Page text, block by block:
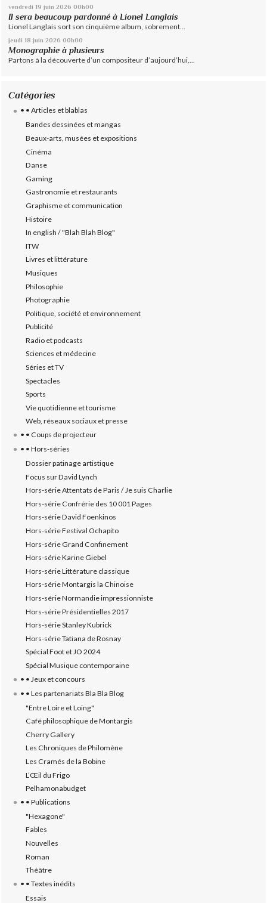
vendredi 19 juin 2026 00h00
Il sera beaucoup pardonné à Lionel Langlais
Lionel Langlais sort son cinquième album, sobrement...
jeudi 18 juin 2026 00h00
Monographie à plusieurs
Partons à la découverte d’un compositeur d’aujourd’hui,...
Catégories
• • Articles et blablas
Bandes dessinées et mangas
Beaux-arts, musées et expositions
Cinéma
Danse
Gaming
Gastronomie et restaurants
Graphisme et communication
Histoire
In english / "Blah Blah Blog"
ITW
Livres et littérature
Musiques
Philosophie
Photographie
Politique, société et environnement
Publicité
Radio et podcasts
Sciences et médecine
Séries et TV
Spectacles
Sports
Vie quotidienne et tourisme
Web, réseaux sociaux et presse
• • Coups de projecteur
• • Hors-séries
Dossier patinage artistique
Focus sur David Lynch
Hors-série Attentats de Paris / Je suis Charlie
Hors-série Confrérie des 10 001 Pages
Hors-série David Foenkinos
Hors-série Festival Ochapito
Hors-série Grand Confinement
Hors-série Karine Giebel
Hors-série Littérature classique
Hors-série Montargis la Chinoise
Hors-série Normandie impressionniste
Hors-série Présidentielles 2017
Hors-série Stanley Kubrick
Hors-série Tatiana de Rosnay
Spécial Foot et JO 2024
Spécial Musique contemporaine
• • Jeux et concours
• • Les partenariats Bla Bla Blog
"Entre Loire et Loing"
Café philosophique de Montargis
Cherry Gallery
Les Chroniques de Philomène
Les Cramés de la Bobine
L’‎Œil du Frigo
Pelhamonabudget
• • Publications
"Hexagone"
Fables
Nouvelles
Roman
Théâtre
• • Textes inédits
Essais